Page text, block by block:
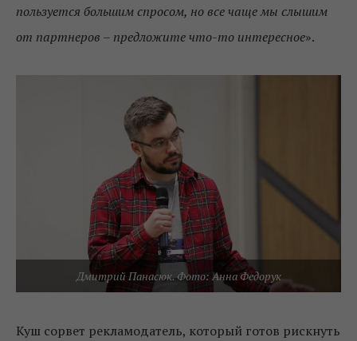
пользуется большим спросом, но все чаще мы слышим
от партнеров – предложите что-то интересное».
Дмитрий Панасюк. Фото: Анна Федорук
Куш сорвет рекламодатель, который готов рискнуть